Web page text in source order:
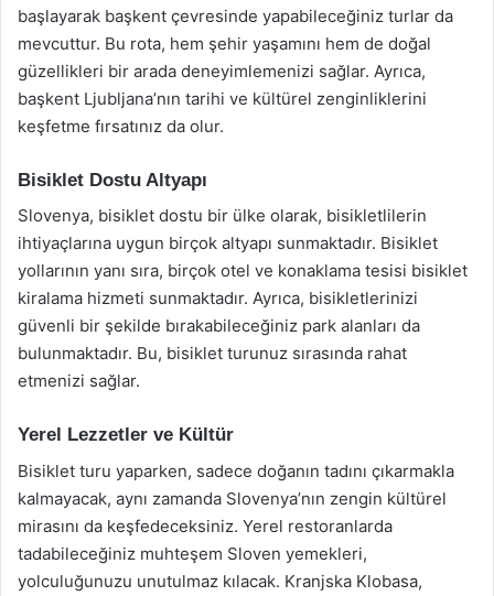
başlayarak başkent çevresinde yapabileceğiniz turlar da
mevcuttur. Bu rota, hem şehir yaşamını hem de doğal
güzellikleri bir arada deneyimlemenizi sağlar. Ayrıca,
başkent Ljubljana’nın tarihi ve kültürel zenginliklerini
keşfetme fırsatınız da olur.
Bisiklet Dostu Altyapı
Slovenya, bisiklet dostu bir ülke olarak, bisikletlilerin
ihtiyaçlarına uygun birçok altyapı sunmaktadır. Bisiklet
yollarının yanı sıra, birçok otel ve konaklama tesisi bisiklet
kiralama hizmeti sunmaktadır. Ayrıca, bisikletlerinizi
güvenli bir şekilde bırakabileceğiniz park alanları da
bulunmaktadır. Bu, bisiklet turunuz sırasında rahat
etmenizi sağlar.
Yerel Lezzetler ve Kültür
Bisiklet turu yaparken, sadece doğanın tadını çıkarmakla
kalmayacak, aynı zamanda Slovenya’nın zengin kültürel
mirasını da keşfedeceksiniz. Yerel restoranlarda
tadabileceğiniz muhteşem Sloven yemekleri,
yolculuğunuzu unutulmaz kılacak. Kranjska Klobasa,